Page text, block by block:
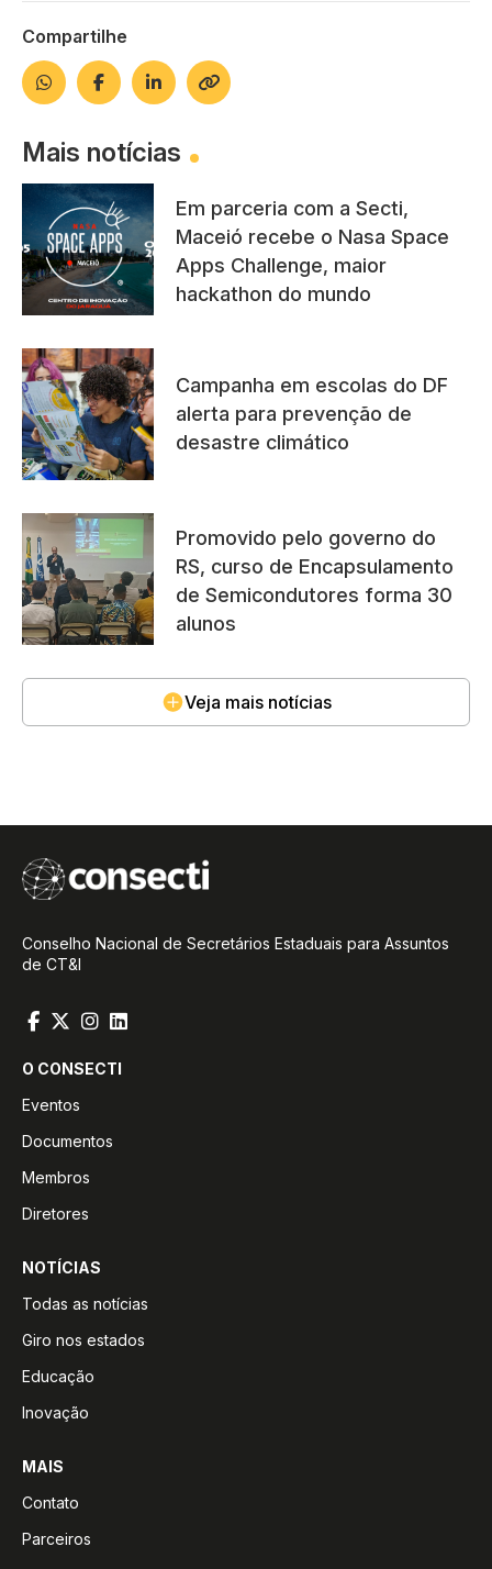
Compartilhe
Mais notícias
Em parceria com a Secti,
Maceió recebe o Nasa Space
Apps Challenge, maior
hackathon do mundo
Campanha em escolas do DF
alerta para prevenção de
desastre climático
Promovido pelo governo do
RS, curso de Encapsulamento
de Semicondutores forma 30
alunos
Veja mais notícias
Conselho Nacional de Secretários Estaduais para Assuntos
de CT&I
O CONSECTI
Eventos
Documentos
Membros
Diretores
NOTÍCIAS
Todas as notícias
Giro nos estados
Educação
Inovação
MAIS
Contato
Parceiros